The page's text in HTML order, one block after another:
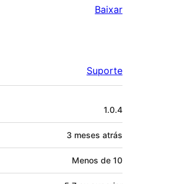
Baixar
Suporte
1.0.4
3 meses atrás
Menos de 10